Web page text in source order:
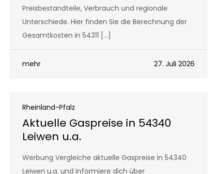
Preisbestandteile, Verbrauch und regionale
Unterschiede. Hier finden Sie die Berechnung der
Gesamtkosten in 54311 […]
mehr 27. Juli 2026
Rheinland-Pfalz
Aktuelle Gaspreise in 54340
Leiwen u.a.
Werbung Vergleiche aktuelle Gaspreise in 54340
Leiwen u.a. und informiere dich über